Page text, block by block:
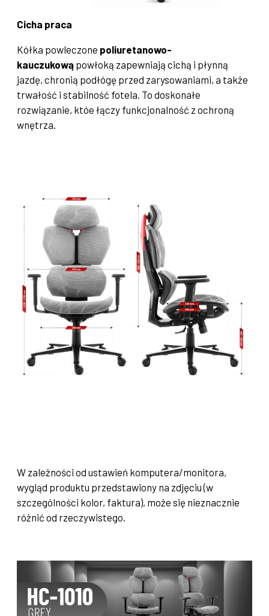
Cicha praca
Kółka powleczone poliuretanowo-
kauczukową powłoką zapewniają cichą i płynną
jazdę, chronią podłógę przed zarysowaniami, a także
trwałość i stabilność fotela. To doskonałe
rozwiązanie, któe łączy funkcjonalność z ochroną
wnętrza.
W zależności od ustawień komputera/monitora,
wygląd produktu przedstawiony na zdjęciu (w
szczególności kolor, faktura), może się nieznacznie
różnić od rzeczywistego.